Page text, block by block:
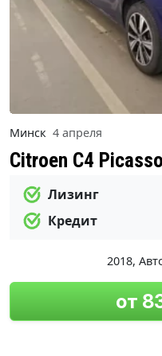
Минск 4 апреля
Citroen C4 Picasso
Лизинг
Кредит
2018,
от